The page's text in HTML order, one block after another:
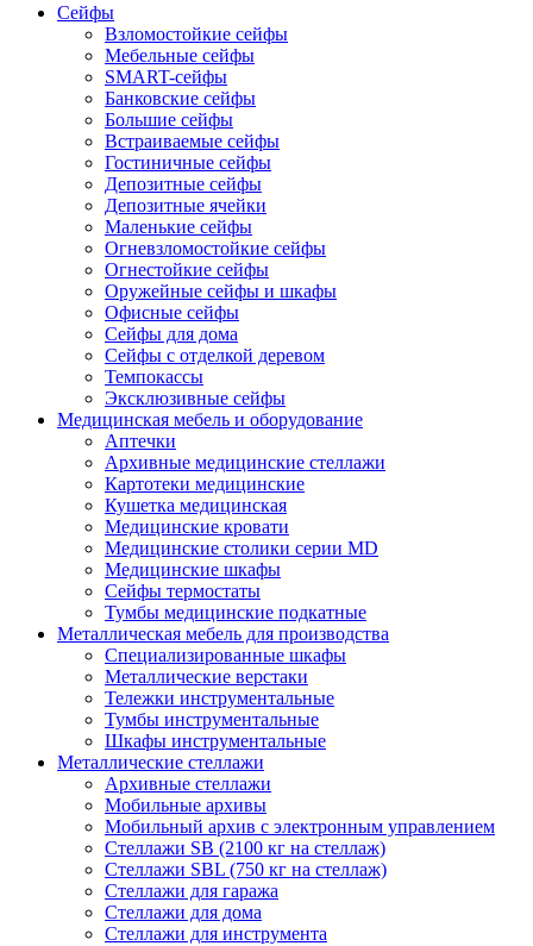
Сейфы
Взломостойкие сейфы
Мебельные сейфы
SMART-сейфы
Банковские сейфы
Большие сейфы
Встраиваемые сейфы
Гостиничные сейфы
Депозитные сейфы
Депозитные ячейки
Маленькие сейфы
Огневзломостойкие сейфы
Огнестойкие сейфы
Оружейные сейфы и шкафы
Офисные сейфы
Сейфы для дома
Сейфы с отделкой деревом
Темпокассы
Эксклюзивные сейфы
Медицинская мебель и оборудование
Аптечки
Архивные медицинские стеллажи
Картотеки медицинские
Кушетка медицинская
Медицинские кровати
Медицинские столики серии MD
Медицинские шкафы
Сейфы термостаты
Тумбы медицинские подкатные
Металлическая мебель для производства
Cпециализированные шкафы
Металлические верстаки
Тележки инструментальные
Тумбы инструментальные
Шкафы инструментальные
Металлические стеллажи
Архивные стеллажи
Мобильные архивы
Мобильный архив с электронным управлением
Стеллажи SB (2100 кг на стеллаж)
Стеллажи SBL (750 кг на стеллаж)
Стеллажи для гаража
Стеллажи для дома
Стеллажи для инструмента